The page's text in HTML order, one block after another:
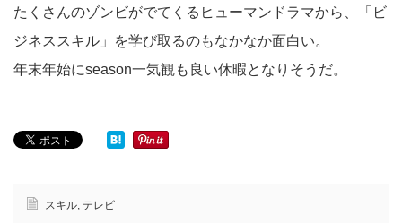
たくさんのゾンビがでてくるヒューマンドラマから、「ビ
ジネススキル」を学び取るのもなかなか面白い。
年末年始にseason一気観も良い休暇となりそうだ。
スキル テレビ